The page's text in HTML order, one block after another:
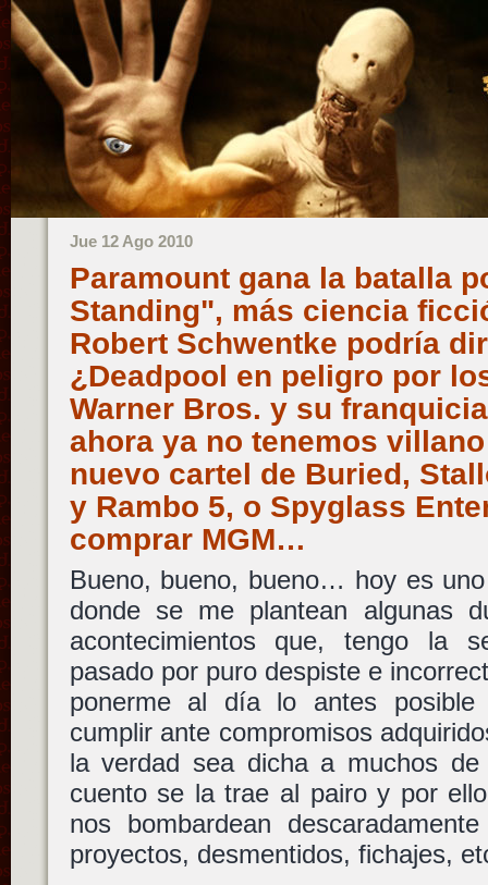
Jue 12 Ago 2010
Paramount gana la batalla
Standing", más ciencia
Robert Schwentke podría
¿Deadpool en peligro por
Warner Bros. y su
ahora ya no tenemos
nuevo cartel de Buried,
y Rambo 5, o Spyglass
comprar MGM…
Bueno, bueno, bueno… hoy es
donde se me plantean algunas
acontecimientos que, tengo la
pasado por puro despiste e
ponerme al día lo antes posible
cumplir ante compromisos
la verdad sea dicha a muchos
cuento se la trae al pairo y por
nos bombardean
proyectos, desmentidos, fichajes,